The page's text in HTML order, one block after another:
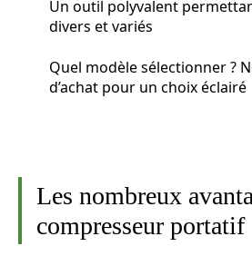
Un outil polyvalent
divers et variés
Quel modèle sélectionner ?
d’achat pour un choix éclairé
Les nombreux
compresseur portatif